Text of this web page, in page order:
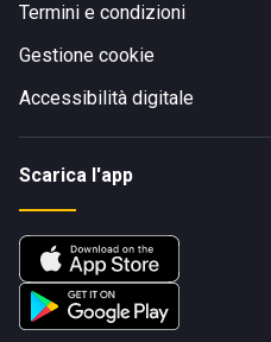
Termini e condizioni
Gestione cookie
Accessibilità digitale
Scarica l'app